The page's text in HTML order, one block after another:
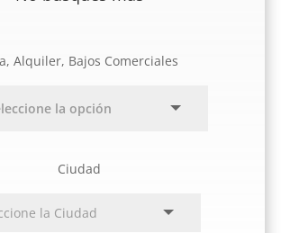
Alquiler, Bajos Comerciales
Ciudad